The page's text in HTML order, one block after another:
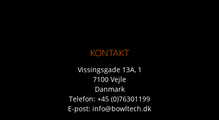
KONTAKT
Vissingsgade 13A, 1
7100 Vejle
Danmark
Telefon: +45 (0)76301199
E-post: info@bowltech.dk